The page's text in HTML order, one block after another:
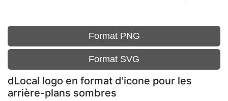
Format PNG
Format SVG
dLocal logo en format d'icone pour les
arrière-plans sombres